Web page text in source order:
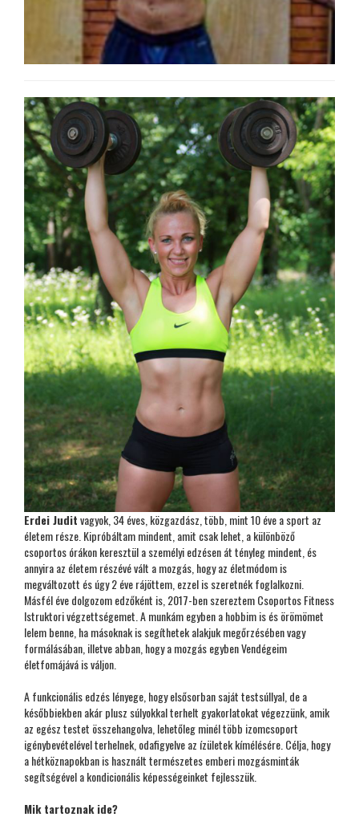
Erdei Juditvagyok, 34 éves, közgazdász, több, mint 10 éve a sport az
életem része. Kipróbáltam mindent, amit csak lehet, a különböző
csoportos órákon keresztül a személyi edzésen át tényleg mindent, és
annyira az életem részévé vált a mozgás, hogy az életmódom is
megváltozott és úgy 2 éve rájöttem, ezzel is szeretnék foglalkozni.
Másfél éve dolgozom edzőként is, 2017-ben szereztem Csoportos Fitness
Istruktori végzettségemet. A munkám egyben a hobbim is és örömömet
lelem benne, ha másoknak is segíthetek alakjuk megőrzésében vagy
formálásában, illetve abban, hogy a mozgás egyben Vendégeim
életfomájává is váljon.
A funkcionális edzés lényege, hogy elsősorban saját testsúllyal, de a
későbbiekben akár plusz súlyokkal terhelt gyakorlatokat végezzünk, amik
az egész testet összehangolva, lehetőleg minél több izomcsoport
igénybevételével terhelnek, odafigyelve az ízületek kímélésére. Célja, hogy
a hétköznapokban is használt természetes emberi mozgásminták
segítségével a kondicionális képességeinket fejlesszük.
Mik tartoznak ide?